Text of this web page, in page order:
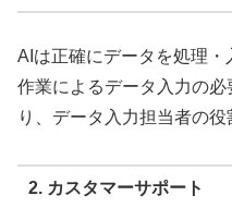
AIは正確にデータを処理
作業によるデータ入力の
り、データ入力担当者の役
2. カスタマーサポート